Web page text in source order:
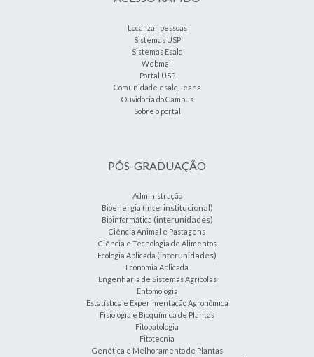
Localizar pessoas
Sistemas USP
Sistemas Esalq
Webmail
Portal USP
Comunidade esalqueana
Ouvidoria do Campus
Sobre o portal
PÓS-GRADUAÇÃO
Administração
Bioenergia (interinstitucional)
Bioinformática (interunidades)
Ciência Animal e Pastagens
Ciência e Tecnologia de Alimentos
Ecologia Aplicada (interunidades)
Economia Aplicada
Engenharia de Sistemas Agrícolas
Entomologia
Estatística e Experimentação Agronômica
Fisiologia e Bioquímica de Plantas
Fitopatologia
Fitotecnia
Genética e Melhoramento de Plantas